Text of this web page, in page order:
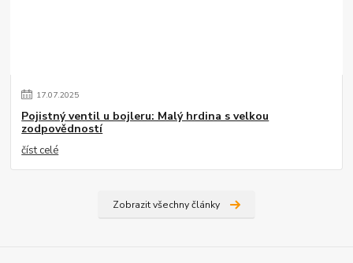
17.07.2025
Pojistný ventil u bojleru: Malý hrdina s velkou
zodpovědností
číst celé
Zobrazit všechny články